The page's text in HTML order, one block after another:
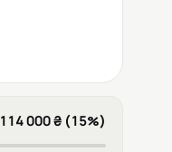
114 000 ₴ (15%)